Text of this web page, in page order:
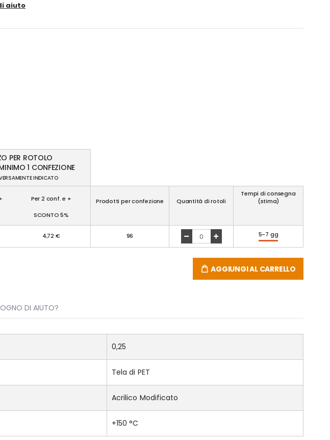
aiuto
PER ROTOLO
1 CONFEZIONE
INDICATO
Per 2 conf. e + Prodotti per confezione Quantità di rotoli
Tempi di consegna
(stima)
SCONTO 5%
4,72 € 96 5-7 gg
AGGIUNGI AL CARRELLO
0,25
Tela di PET
Acrilico Modificato
+150 °C
DI AIUTO?